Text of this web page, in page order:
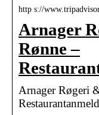
http s://
Arnager
Rønne –
Arnager Røgeri